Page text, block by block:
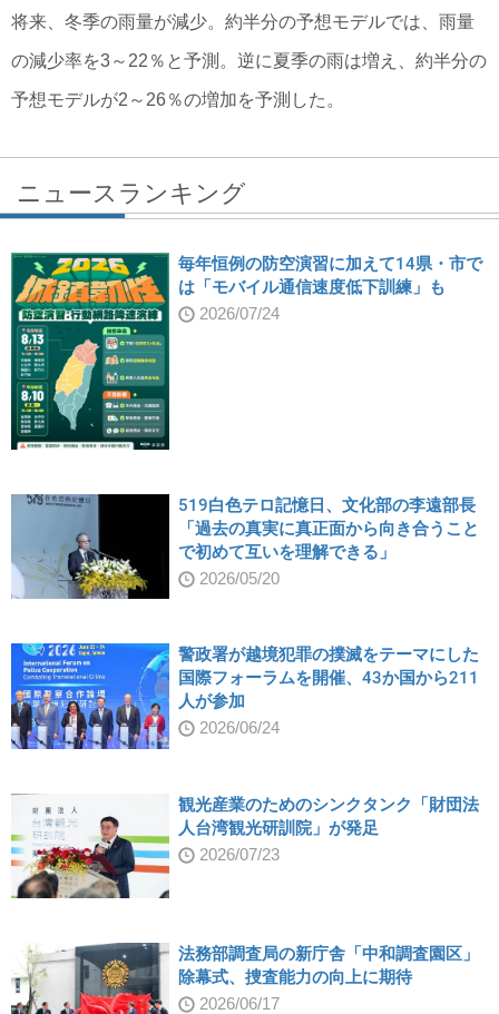
将来、冬季の雨量が減少。約半分の予想モデルでは、雨量
の減少率を3～22％と予測。逆に夏季の雨は増え、約半分の
予想モデルが2～26％の増加を予測した。
ニュースランキング
毎年恒例の防空演習に加えて14県・市で
は「モバイル通信速度低下訓練」も
2026/07/24
519白色テロ記憶日、文化部の李遠部長
「過去の真実に真正面から向き合うこと
で初めて互いを理解できる」
2026/05/20
警政署が越境犯罪の撲滅をテーマにした
国際フォーラムを開催、43か国から211
人が参加
2026/06/24
観光産業のためのシンクタンク「財団法
人台湾観光研訓院」が発足
2026/07/23
法務部調査局の新庁舎「中和調査園区」
除幕式、捜査能力の向上に期待
2026/06/17